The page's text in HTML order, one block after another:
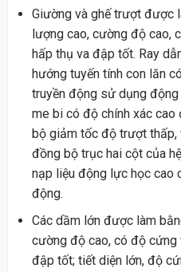
Giường và ghế trượt được
lượng cao, cường độ cao,
hấp thụ va đập tốt. Ray
hướng tuyến tính con lăn
truyền động sử dụng
me bi có độ chính xác
bộ giảm tốc độ trượt thấp,
đồng bộ trục hai cột của
nạp liệu động lực học cao
động.
Các dầm lớn được làm
cường độ cao, có độ cứng
đập tốt; tiết diện lớn, độ